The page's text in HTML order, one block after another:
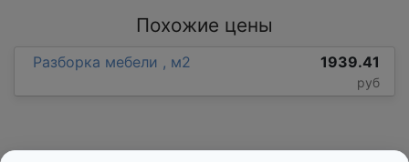
Похожие цены
Разборка мебели , м2 1939.41
руб